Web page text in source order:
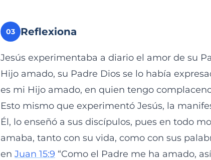
03 Reflexiona
Jesús experimentaba a diario el amor de su
Hijo amado, su Padre Dios se lo había
es mi Hijo amado, en quien tengo
Esto mismo que experimentó Jesús, la
Él, lo enseñó a sus discípulos, pues en todo
amaba, tanto con su vida, como con sus
en Juan 15:9 “Como el Padre me ha amado,